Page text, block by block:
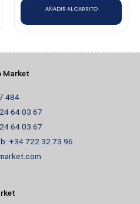
AÑADIR AL CARRITO
Market
484
64 03 67
64 03 67
+34 722 32 73 96